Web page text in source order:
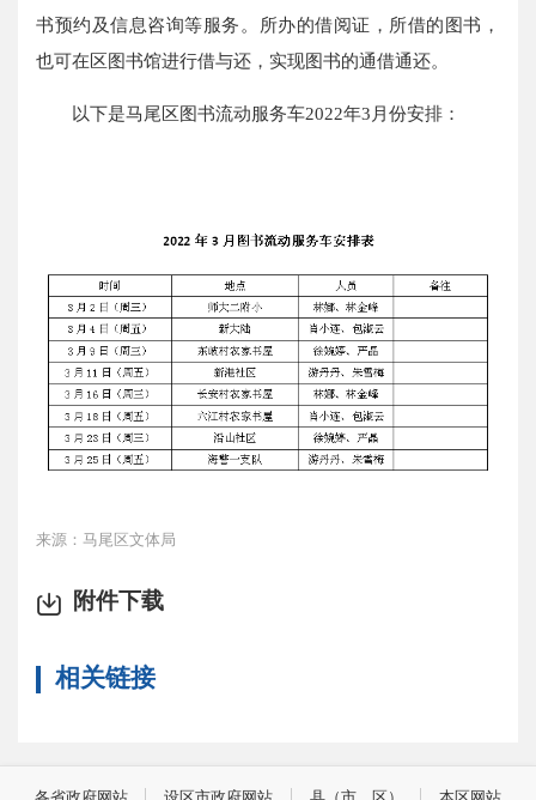
书预约及信息咨询等服务。所办的借阅证，所借的图书，
也可在区图书馆进行借与还，实现图书的通借通还。
以下是马尾区图书流动服务车2022年3月份安排：
来源：马尾区文体局
附件下载
相关链接